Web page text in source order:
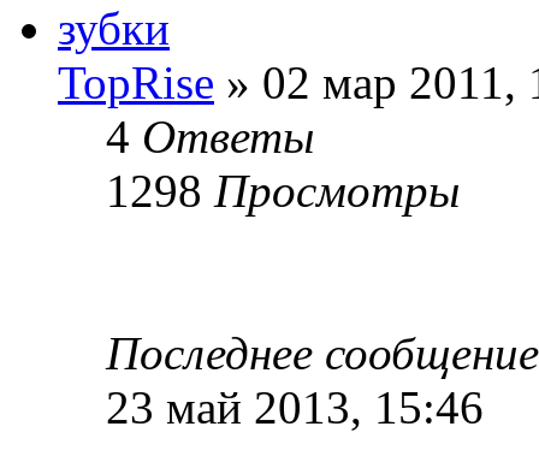
зубки
TopRise » 02 мар 2011,
4 Ответы
1298 Просмотры
Последнее
23 май 2013, 15:46